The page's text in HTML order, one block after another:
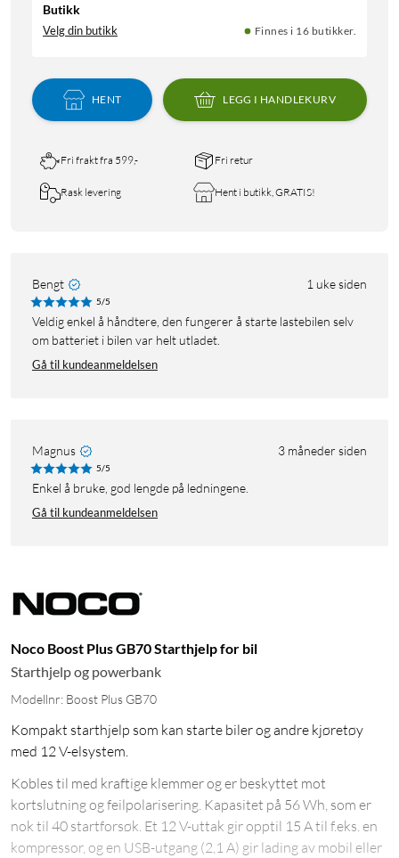
Butikk
Velg din butikk Finnes i 16 butikker.
HENT LEGG I HANDLEKURV
Fri frakt fra 599,- Fri retur
Rask levering Hent i butikk, GRATIS!
Bengt 1 uke siden
5/5
Veldig enkel å håndtere, den fungerer å starte lastebilen selv
om batteriet i bilen var helt utladet.
Gå til kundeanmeldelsen
Magnus 3 måneder siden
5/5
Enkel å bruke, god lengde på ledningene.
Gå til kundeanmeldelsen
Noco Boost Plus GB70 Starthjelp for bil
Starthjelp og powerbank
Modellnr: Boost Plus GB70
Kompakt starthjelp som kan starte biler og andre kjøretøy
med 12 V-elsystem.
Kobles til med kraftige klemmer og er beskyttet mot
kortslutning og feilpolarisering. Kapasitet på 56 Wh, som er
nok til 40 startforsøk. Et 12 V-uttak gir opptil 15 A til f.eks. en
kompressor, og en USB-utgang (2,1 A) gir lading av mobil eller